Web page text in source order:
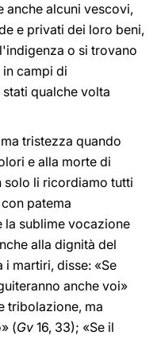
anche alcuni vescovi,
e privati dei loro beni,
o si trovano
campi di
qualche volta
tristezza quando
e alla morte di
solo li ricordiamo tutti
patema
la sublime vocazione
alla dignità del
martiri, disse: «Se
anche voi»
tribolazione, ma
(Gv 16, 33); «Se il